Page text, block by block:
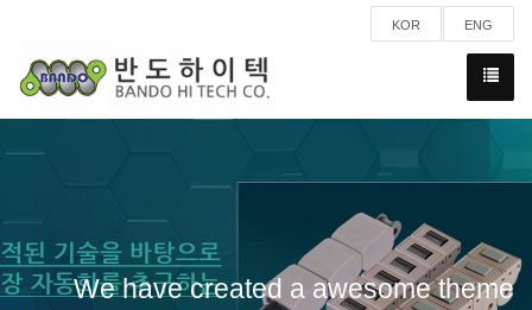
KOR ENG
We have created a awesome theme